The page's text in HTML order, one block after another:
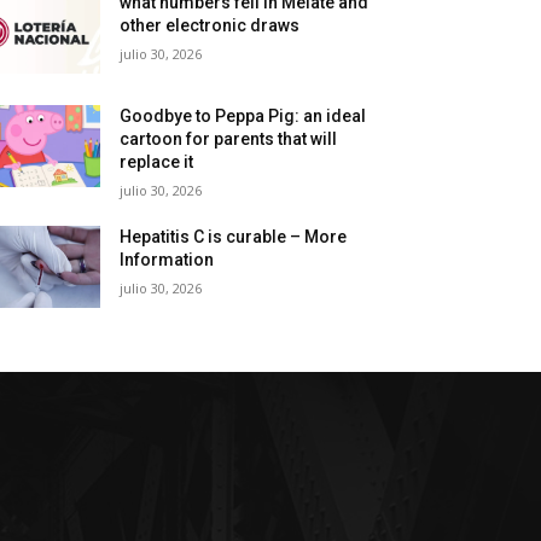
other electronic draws
julio 30, 2026
Goodbye to Peppa Pig: an ideal
cartoon for parents that will
replace it
julio 30, 2026
Hepatitis C is curable – More
Information
julio 30, 2026